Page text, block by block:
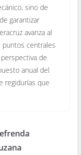
sino de
garantizar
avanza al
puntos centrales
de
anual del
regidurías que